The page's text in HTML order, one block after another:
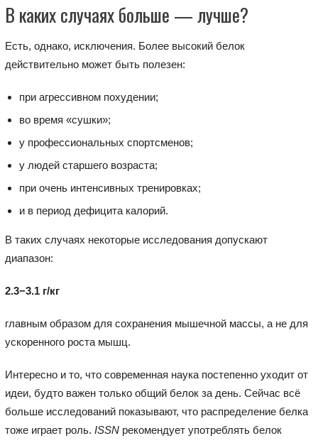
В каких случаях больше — лучше?
Есть, однако, исключения. Более высокий белок
действительно может быть полезен:
при агрессивном похудении;
во время «сушки»;
у профессиональных спортсменов;
у людей старшего возраста;
при очень интенсивных тренировках;
и в период дефицита калорий.
В таких случаях некоторые исследования допускают
диапазон:
2.3−3.1 г/кг
главным образом для сохранения мышечной массы, а не для
ускоренного роста мышц.
Интересно и то, что современная наука постепенно уходит от
идеи, будто важен только общий белок за день. Сейчас всё
больше исследований показывают, что распределение белка
тоже играет роль. ISSNрекомендует употреблять белок